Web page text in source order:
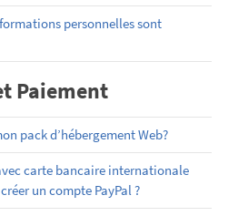
personnelles sont
Paiement
pack d’hébergement Web?
carte bancaire internationale
un compte PayPal ?